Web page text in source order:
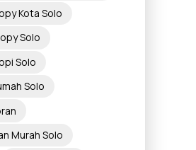
Kota Solo
Solo
Solo
Solo
Murah Solo